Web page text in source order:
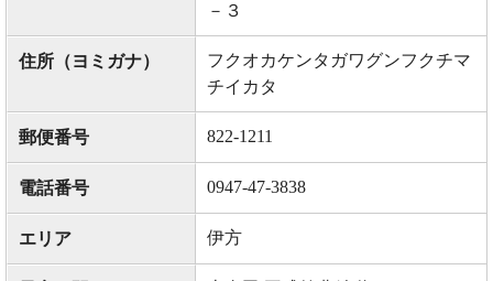
－３
住所（ヨミガナ）
フクオカケンタガワグンフクチマ
チイカタ
郵便番号 822-1211
電話番号 0947-47-3838
エリア 伊方